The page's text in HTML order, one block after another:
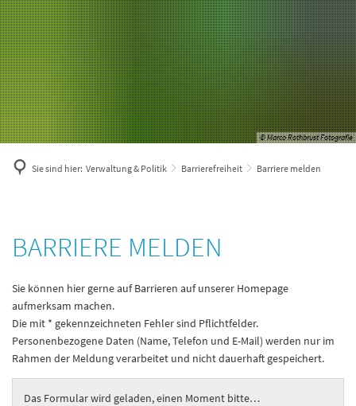
© Marco Rothbrust Fotografie
Sie sind hier: Verwaltung & Politik Barrierefreiheit Barriere melden
Barriere
BARRIERE MELDEN
Sie können hier gerne auf Barrieren auf unserer Homepage
aufmerksam machen.
Die mit * gekennzeichneten Fehler sind Pflichtfelder.
Personenbezogene Daten (Name, Telefon und E-Mail) werden nur im
Rahmen der Meldung verarbeitet und nicht dauerhaft gespeichert.
Das Formular wird geladen, einen Moment bitte…